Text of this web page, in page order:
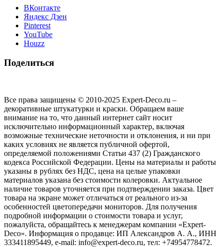
ВКонтакте
Яндекс Дзен
Pinterest
YouTube
Houzz
Поделиться
Все права защищены © 2010-2025 Expert-Deco.ru –
декоративные штукатурки и краски. Обращаем ваше
внимание на то, что данный интернет сайт носит
исключительно информационный характер, включая
возможные технические неточности и отклонения, и ни при
каких условиях не является публичной офертой,
определяемой положениями Статьи 437 (2) Гражданского
кодекса Российской Федерации. Цены на материалы и работы
указаны в рублях без НДС, цена на целые упаковки
материалов указана без стоимости колеровки. Актуальное
наличие товаров уточняется при подтверждении заказа. Цвет
товара на экране может отличаться от реального из‑за
особенностей цветопередачи мониторов. Для получения
подробной информации о стоимости товара и услуг,
пожалуйста, обращайтесь к менеджерам компании «Expert-
Deco». Информация о продавце: ИП Александров А. А., ИНН
333411895449, e-mail: info@expert-deco.ru, тел: +74954778472.